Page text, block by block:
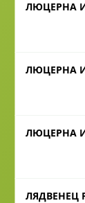
ЛЮЦЕРНА
ЛЮЦЕРНА
ЛЮЦЕРНА
ЛЯДВЕНЕЦ